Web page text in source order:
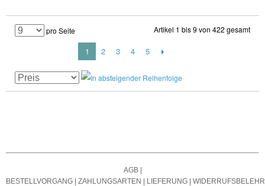
Artikel 1 bis 9 von 422 gesamt
pro Seite
1 2 3 4 5
AGB|
BESTELLVORGANG
ZAHLUNGSARTEN LIEFERUNG